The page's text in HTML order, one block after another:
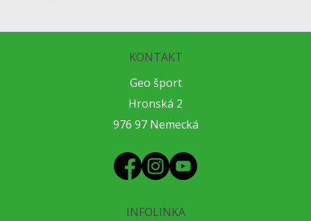
KONTAKT
Geo šport
Hronská 2
976 97 Nemecká
INFOLINKA